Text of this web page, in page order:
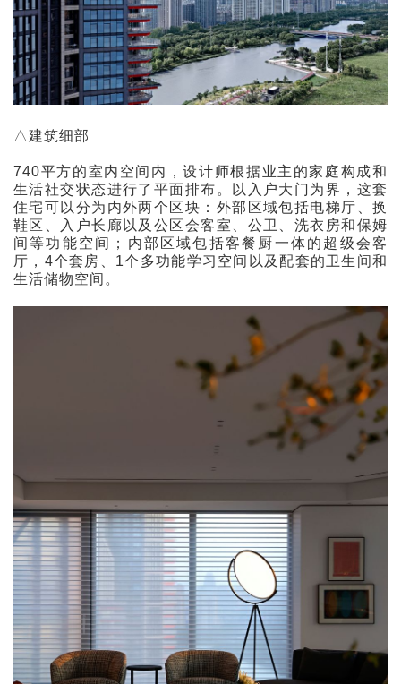
△建筑细部
740平方的室内空间内，设计师根据业主的家庭构成和
生活社交状态进行了平面排布。以入户大门为界，这套
住宅可以分为内外两个区块：外部区域包括电梯厅、换
鞋区、入户长廊以及公区会客室、公卫、洗衣房和保姆
间等功能空间；内部区域包括客餐厨一体的超级会客
厅，4个套房、1个多功能学习空间以及配套的卫生间和
生活储物空间。